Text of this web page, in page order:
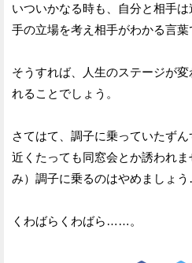
いついかなる時も、自分と相手
手の立場を考え相手がわかる言葉
そうすれば、人生のステージが
れることでしょう。
さてはて、調子に乗っていたず
近くたっても同窓会とか誘われ
み）調子に乗るのはやめましょ
くわばらくわばら……。